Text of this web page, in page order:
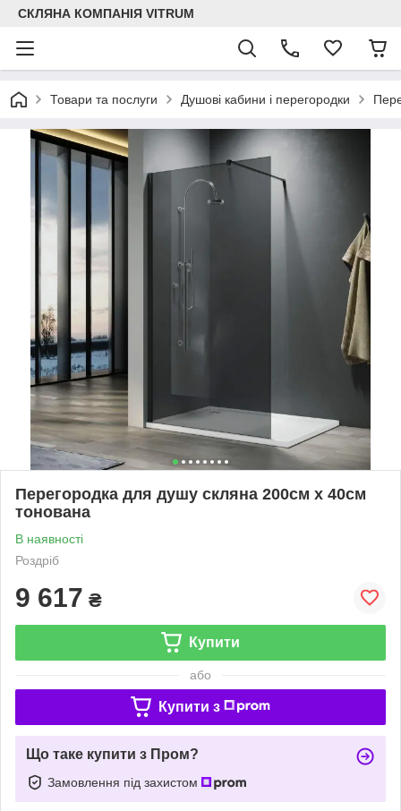
СКЛЯНА КОМПАНІЯ VITRUM
Товари та послуги Душові кабини і перегородки
Перегородка для душу скляна 200см х 40см
тонована
В наявності
Роздріб
9 617 ₴
Купити
або
Купити з
Що таке купити з Пром?
Замовлення під захистом